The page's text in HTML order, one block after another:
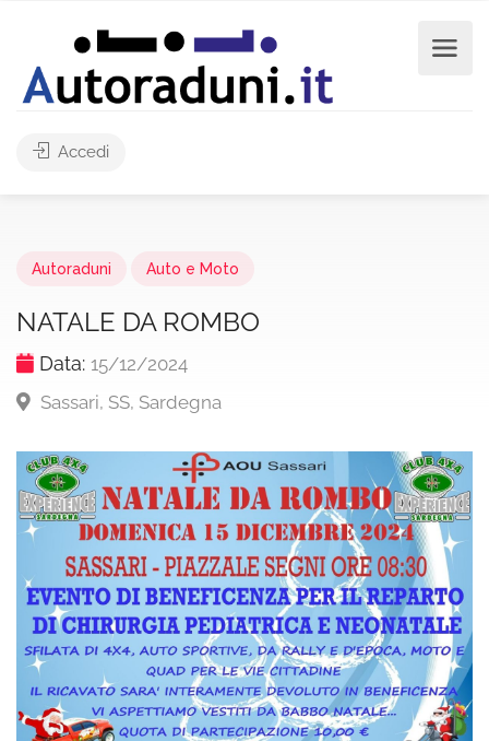
Accedi
Autoraduni Auto e Moto
NATALE DA ROMBO
Data: 15/12/2024
Sassari, SS, Sardegna